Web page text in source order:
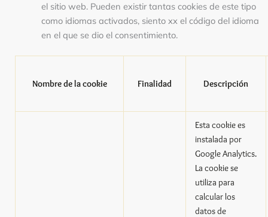
el sitio web. Pueden existir tantas cookies de este tipo
como idiomas activados, siento xx el código del idioma
en el que se dio el consentimiento.
Nombre de la cookie Finalidad Descripción
Esta cookie es
instalada por
Google Analytics.
La cookie se
utiliza para
calcular los
datos de